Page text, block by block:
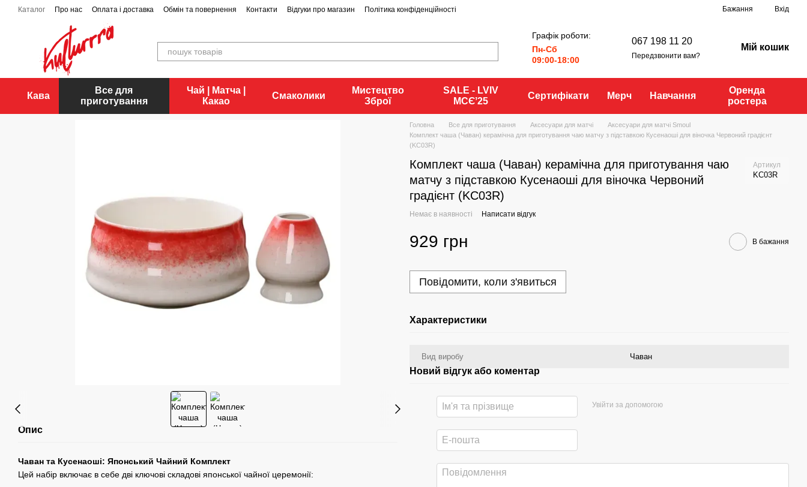
Перейти до основного контенту
Каталог Про нас Оплата і доставка Обмін та повернення Контакти Відгуки про магазин Політика конфіденційності Бажання Вхід
Графік роботи:
Пн-Сб
09:00-18:00
067 198 11 20
Передзвонити вам?
Мій кошик
Кава
Все для
приготування
Чай | Матча |
Какао
Смаколики
Мистецтво
Зброї
SALE - LVIV
MCЄʼ25
Сертифікати Мерч Навчання
Оренда
ростера
Опис
Чаван та Кусенаоші: Японський Чайний Комплект
Цей набір включає в себе дві ключові складові японської чайної церемонії:
Головна Все для приготування Аксесуари для матчі
Аксесуари для матчі Smoul
Комплект чаша (Чаван) керамічна для приготування чаю матчу з підставкою Кусенаоші для віночка Червоний градієнт
(KC03R)
Комплект чаша (Чаван) керамічна для приготування чаю
матчу з підставкою Кусенаоші для віночка Червоний
градієнт (KC03R)
Артикул
KC03R
Немає в наявності Написати відгук
929 грн В бажання
Повідомити, коли з'явиться
Характеристики
Вид виробу Чаван
Новий відгук або коментар
Увійти за допомогою